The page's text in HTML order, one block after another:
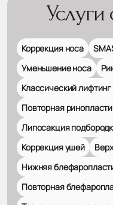
Услуги
Коррекция носа
Уменьшение носа
Классический
Повторная
Липосакция
Коррекция ушей
Нижняя
Повторная